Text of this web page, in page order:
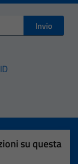
Invio
su questa